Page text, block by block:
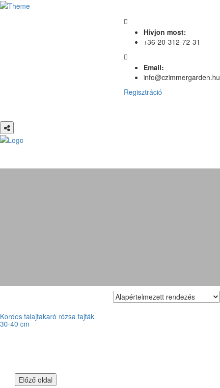
Hívjon most:
+36-20-312-72-31
Email:
info@czimmergarden.hu
Regisztráció
Kordes talajtakaró rózsa fajták
30-40 cm